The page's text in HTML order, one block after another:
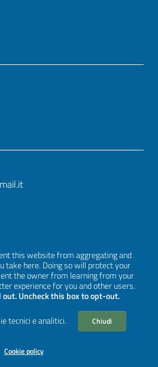
this website from aggregating and
take here. Doing so will protect your
the owner from learning from your
experience for you and other users.
out. Uncheck this box to opt-out.
tecnici e analitici.
Chiudi
Cookie policy